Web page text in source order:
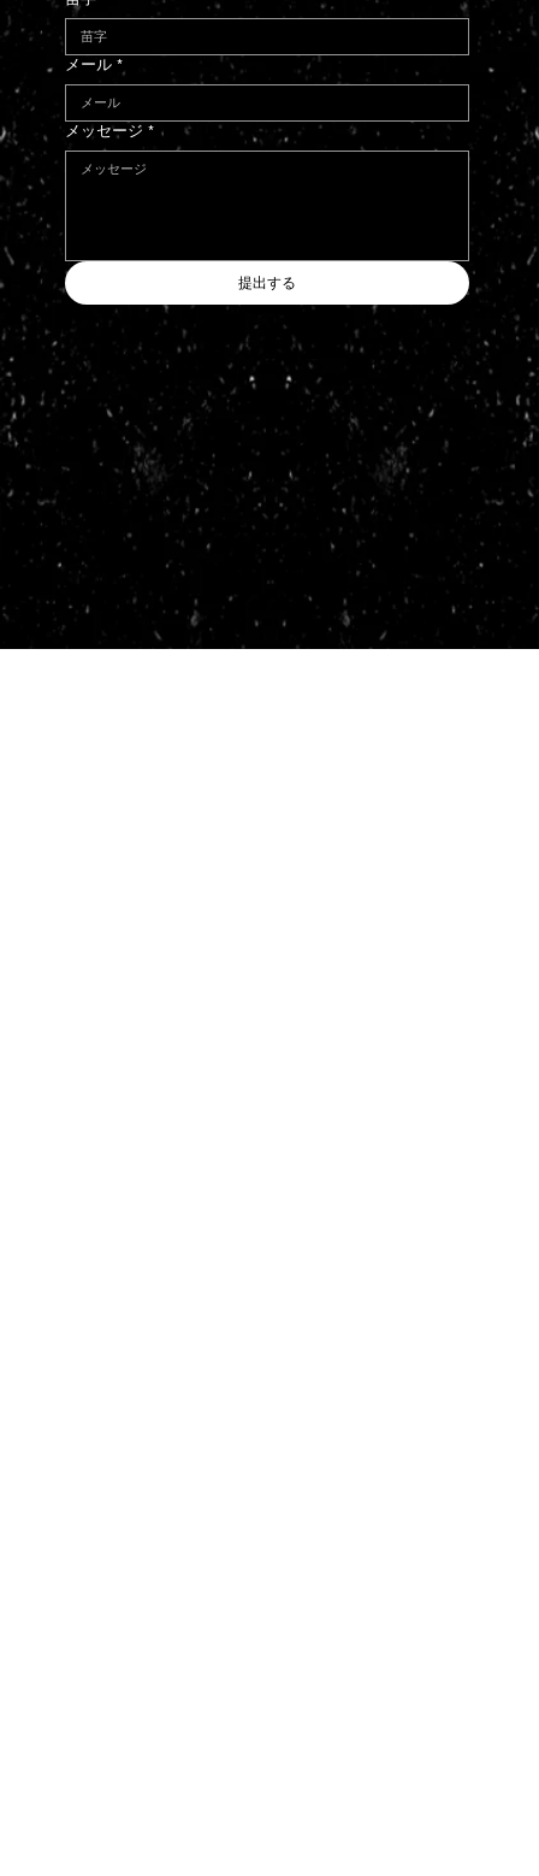
メール *
メッセージ *
提出する